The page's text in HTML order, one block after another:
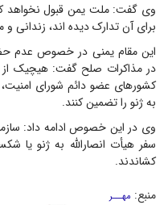
وی گفت: ملت یمن قبول نخواهد
برای آن تدارک دیده اند، زندانی
این مقام یمنی در خصوص عدم
در مذاکرات صلح گفت: هیچیک از
کشورهای عضو دائم شورای
به ژنو را تضمین کنند.
وی در این خصوص ادامه داد:
سفر هیأت انصارالله به ژنو
کشاندند.
منبع: مهـــر